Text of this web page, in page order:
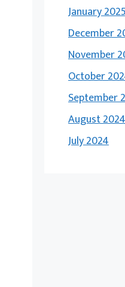
January
December
November
October
September
August 2024
July 2024